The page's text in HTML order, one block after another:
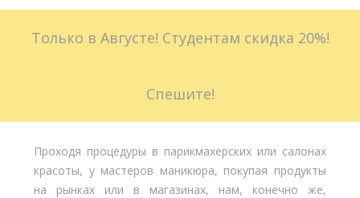
Доставка
Только в Августе! Студентам скидка 20%!
Спешите!
Проходя процедуры в парикмахерских или салонах
красоты, у мастеров маникюра, покупая продукты
на рынках или в магазинах, нам, конечно же,